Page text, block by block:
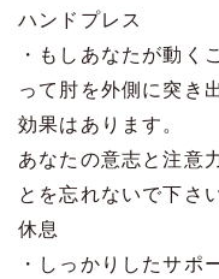
ハンドプレス
・もしあなたが動く
って肘を外側に突き
効果はあります。
あなたの意志と注意
とを忘れないで下さい
休息
・しっかりしたサポ